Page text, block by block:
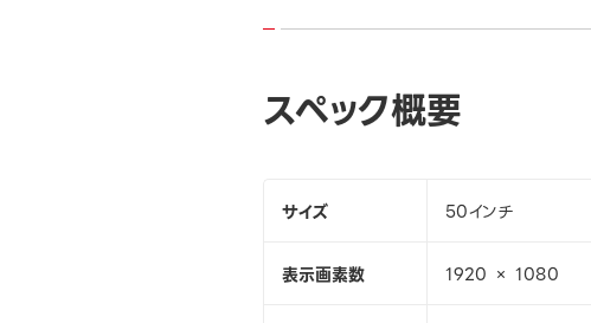
スペック概要
サイズ 50インチ
表示画素数 1920 × 1080